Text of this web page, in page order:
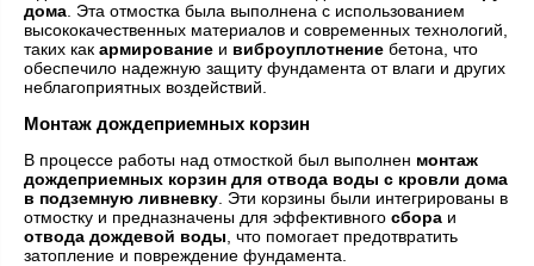
дома . Эта отмостка была выполнена с использованием
высококачественных материалов и современных технологий,
таких как армирование и виброуплотнение бетона, что
обеспечило надежную защиту фундамента от влаги и других
неблагоприятных воздействий.
Монтаж дождеприемных корзин
В процессе работы над отмосткой был выполнен монтаж
дождеприемных корзин для отвода воды с кровли дома
в подземную ливневку . Эти корзины были интегрированы в
отмостку и предназначены для эффективного сбора и
отвода дождевой воды , что помогает предотвратить
затопление и повреждение фундамента.